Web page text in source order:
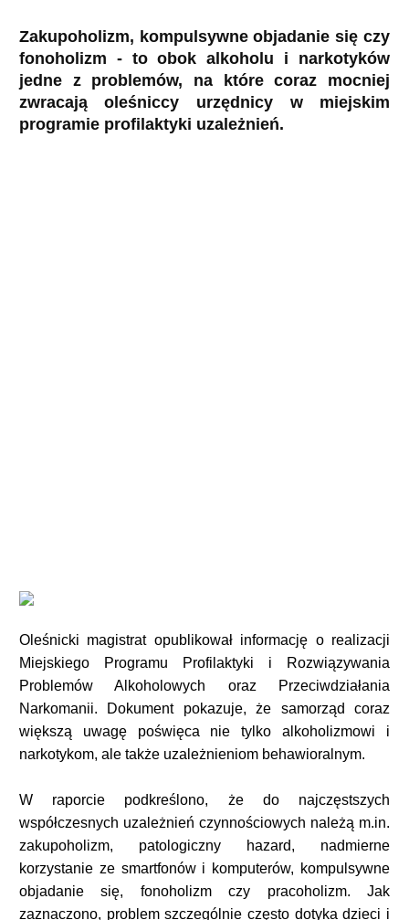
Zakupoholizm, kompulsywne objadanie się czy
fonoholizm - to obok alkoholu i narkotyków
jedne z problemów, na które coraz mocniej
zwracają oleśniccy urzędnicy w miejskim
programie profilaktyki uzależnień.
Oleśnicki magistrat opublikował informację o realizacji
Miejskiego Programu Profilaktyki i Rozwiązywania
Problemów Alkoholowych oraz Przeciwdziałania
Narkomanii. Dokument pokazuje, że samorząd coraz
większą uwagę poświęca nie tylko alkoholizmowi i
narkotykom, ale także uzależnieniom behawioralnym.
W raporcie podkreślono, że do najczęstszych
współczesnych uzależnień czynnościowych należą m.in.
zakupoholizm, patologiczny hazard, nadmierne
korzystanie ze smartfonów i komputerów, kompulsywne
objadanie się, fonoholizm czy pracoholizm. Jak
zaznaczono, problem szczególnie często dotyka dzieci i